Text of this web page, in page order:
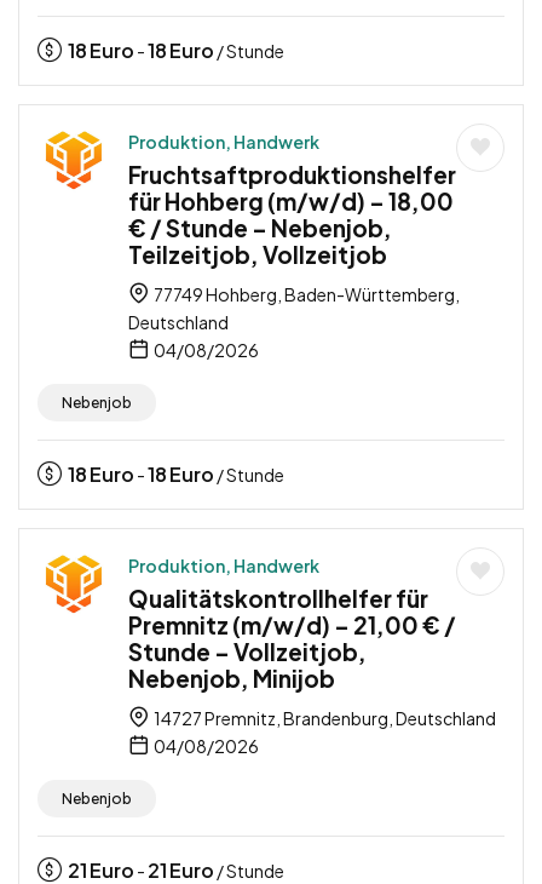
18Euro -18Euro / Stunde
Produktion, Handwerk
Fruchtsaftproduktionshelfer
für Hohberg (m/w/d) – 18,00
€ / Stunde – Nebenjob,
Teilzeitjob, Vollzeitjob
77749 Hohberg, Baden-Württemberg,
Deutschland
04/08/2026
Nebenjob
18Euro -18Euro / Stunde
Produktion, Handwerk
Qualitätskontrollhelfer für
Premnitz (m/w/d) – 21,00 € /
Stunde – Vollzeitjob,
Nebenjob, Minijob
14727 Premnitz, Brandenburg, Deutschland
04/08/2026
Nebenjob
21Euro - 21Euro / Stunde